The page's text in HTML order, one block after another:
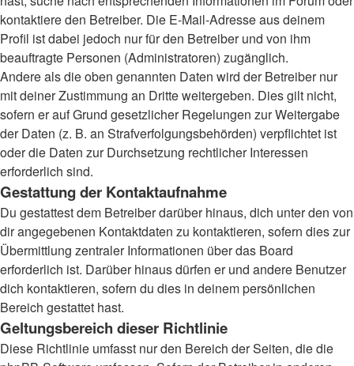
kontaktiere den Betreiber. Die E-Mail-Adresse aus deinem
Profil ist dabei jedoch nur für den Betreiber und von ihm
beauftragte Personen (Administratoren) zugänglich.
Andere als die oben genannten Daten wird der Betreiber nur
mit deiner Zustimmung an Dritte weitergeben. Dies gilt nicht,
sofern er auf Grund gesetzlicher Regelungen zur Weitergabe
der Daten (z. B. an Strafverfolgungsbehörden) verpflichtet ist
oder die Daten zur Durchsetzung rechtlicher Interessen
erforderlich sind.
Gestattung der Kontaktaufnahme
Du gestattest dem Betreiber darüber hinaus, dich unter den von
dir angegebenen Kontaktdaten zu kontaktieren, sofern dies zur
Übermittlung zentraler Informationen über das Board
erforderlich ist. Darüber hinaus dürfen er und andere Benutzer
dich kontaktieren, sofern du dies in deinem persönlichen
Bereich gestattet hast.
Geltungsbereich dieser Richtlinie
Diese Richtlinie umfasst nur den Bereich der Seiten, die die